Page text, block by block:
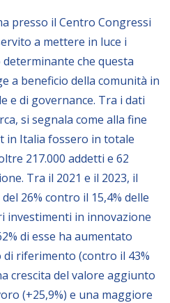
economico
presso il Centro Congressi
a mettere in luce i
che questa
a beneficio della comunità in
e di governance. Tra i dati
si segnala come alla fine
in Italia fossero in totale
217.000 addetti e 62
Tra il 2021 e il 2023, il
26% contro il 15,4% delle
investimenti in innovazione
di esse ha aumentato
di riferimento (contro il 43%
crescita del valore aggiunto
(+25,9%) e una maggiore